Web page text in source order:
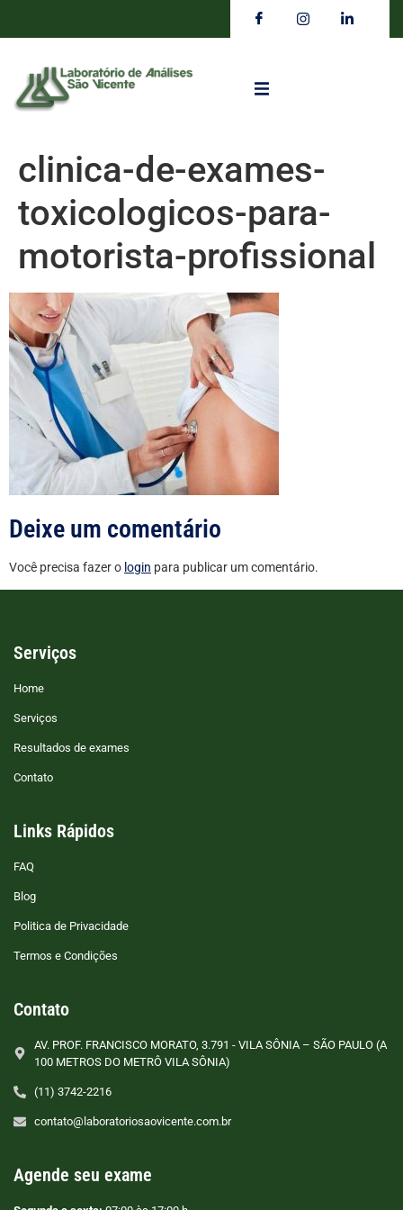
clinica-de-exames-
toxicologicos-para-
motorista-profissional
Deixe um comentário
Você precisa fazer o login para publicar um comentário.
Serviços
Home
Serviços
Resultados de exames
Contato
Links Rápidos
FAQ
Blog
Politica de Privacidade
Termos e Condições
Contato
AV. PROF. FRANCISCO MORATO, 3.791 - VILA SÔNIA – SÃO PAULO (A
100 METROS DO METRÔ VILA SÔNIA)
(11) 3742-2216
contato@laboratoriosaovicente.com.br
Agende seu exame